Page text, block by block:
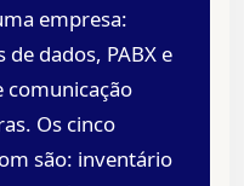
empresa:
dados, PABX e
comunicação
Os cinco
são: inventário